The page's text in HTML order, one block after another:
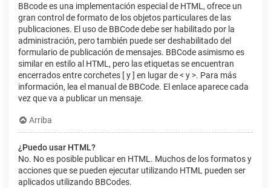
BBcode es una implementación especial de HTML, ofrece un
gran control de formato de los objetos particulares de las
publicaciones. El uso de BBCode debe ser habilitado por la
administración, pero también puede ser deshabilitado del
formulario de publicación de mensajes. BBCode asimismo es
similar en estilo al HTML, pero las etiquetas se encuentran
encerrados entre corchetes [ y ] en lugar de < y >. Para más
información, lea el manual de BBCode. El enlace aparece cada
vez que va a publicar un mensaje.
Arriba
¿Puedo usar HTML?
No. No es posible publicar en HTML. Muchos de los formatos y
acciones que se pueden ejecutar utilizando HTML pueden ser
aplicados utilizando BBCodes.